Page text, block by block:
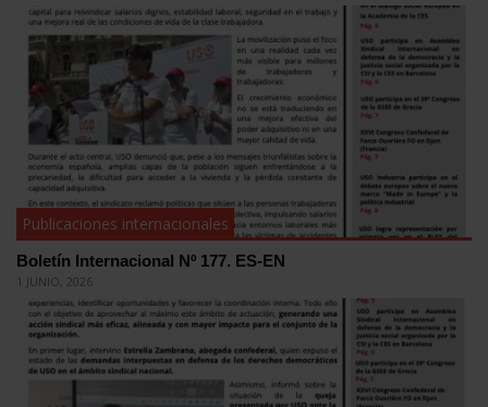
Publicaciones internacionales
Boletín Internacional Nº 177. ES-EN
1 JUNIO, 2026